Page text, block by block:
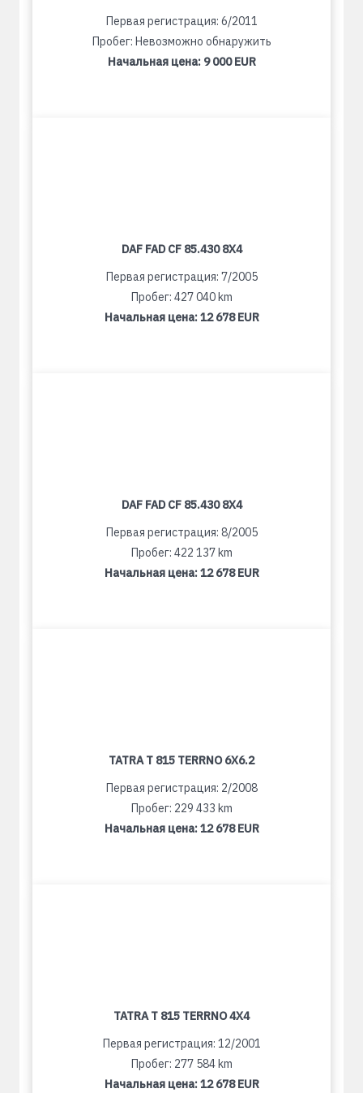
Первая регистрация: 6/2011
Пробег: Невозможно обнаружить
Начальная цена: 9 000 EUR
DAF FAD CF 85.430 8X4
Первая регистрация: 7/2005
Пробег: 427 040 km
Начальная цена:12 678 EUR
DAF FAD CF 85.430 8X4
Первая регистрация: 8/2005
Пробег: 422 137 km
Начальная цена:12 678 EUR
TATRA T 815 TERRNO 6X6.2
Первая регистрация: 2/2008
Пробег: 229 433 km
Начальная цена:12 678 EUR
TATRA T 815 TERRNO 4X4
Первая регистрация: 12/2001
Пробег: 277 584 km
Начальная цена:12 678 EUR